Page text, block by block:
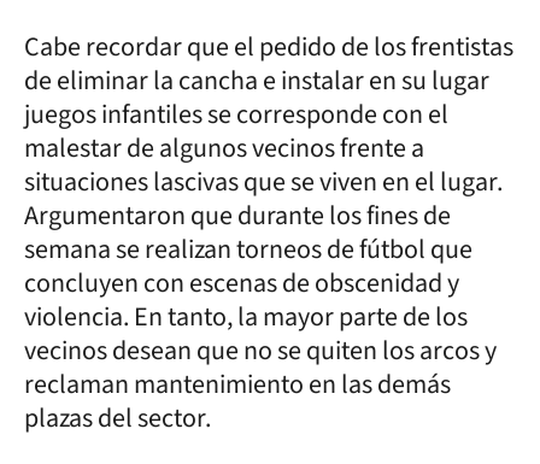
Cabe recordar que el pedido de los frentistas
de eliminar la cancha e instalar en su lugar
juegos infantiles se corresponde con el
malestar de algunos vecinos frente a
situaciones lascivas que se viven en el lugar.
Argumentaron que durante los fines de
semana se realizan torneos de fútbol que
concluyen con escenas de obscenidad y
violencia. En tanto, la mayor parte de los
vecinos desean que no se quiten los arcos y
reclaman mantenimiento en las demás
plazas del sector.